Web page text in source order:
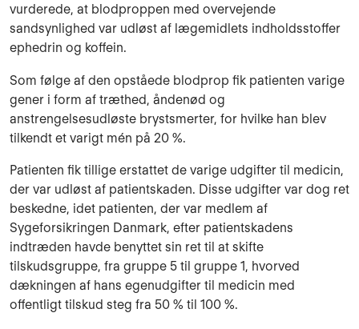
vurderede, at blodproppen med overvejende
sandsynlighed var udløst af lægemidlets indholdsstoffer
ephedrin og koffein.
Som følge af den opståede blodprop fik patienten varige
gener i form af træthed, åndenød og
anstrengelsesudløste brystsmerter, for hvilke han blev
tilkendt et varigt mén på 20 %.
Patienten fik tillige erstattet de varige udgifter til medicin,
der var udløst af patientskaden. Disse udgifter var dog ret
beskedne, idet patienten, der var medlem af
Sygeforsikringen Danmark, efter patientskadens
indtræden havde benyttet sin ret til at skifte
tilskudsgruppe, fra gruppe 5 til gruppe 1, hvorved
dækningen af hans egenudgifter til medicin med
offentligt tilskud steg fra 50 % til 100 %.